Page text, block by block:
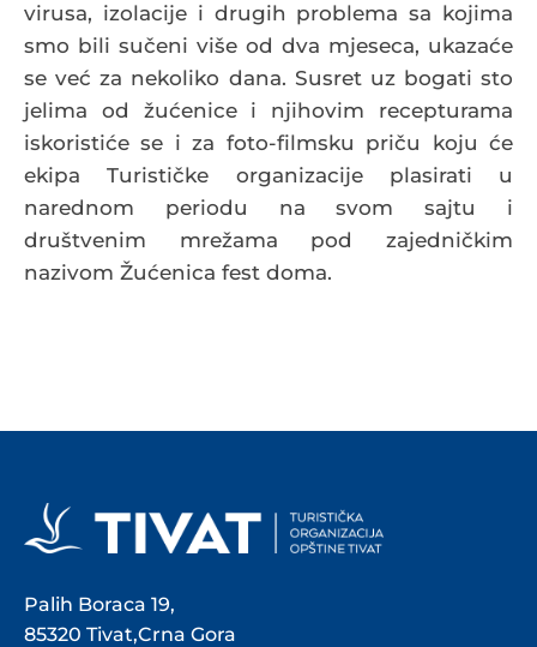
virusa, izolacije i drugih problema sa kojima
smo bili sučeni više od dva mjeseca, ukazaće
se već za nekoliko dana. Susret uz bogati sto
jelima od žućenice i njihovim recepturama
iskoristiće se i za foto-filmsku priču koju će
ekipa Turističke organizacije plasirati u
narednom periodu na svom sajtu i
društvenim mrežama pod zajedničkim
nazivom Žućenica fest doma.
Palih Boraca 19,
85320 Tivat,Crna Gora